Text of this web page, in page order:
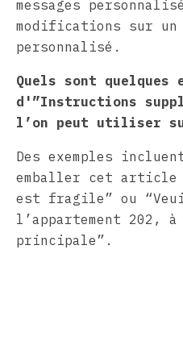
messages
modifications sur
personnalisé.
Quels sont quelques
d'”Instructions
l’on peut utiliser
Des exemples
emballer cet
est fragile” ou
l’appartement 202,
principale”.